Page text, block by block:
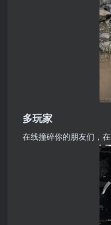
多玩家
在线撞碎你的朋友们，